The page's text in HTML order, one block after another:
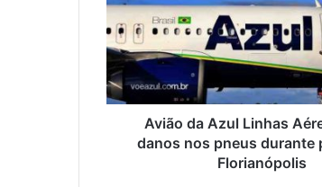
Avião da Azul Linhas
danos nos pneus durante
Florianópolis